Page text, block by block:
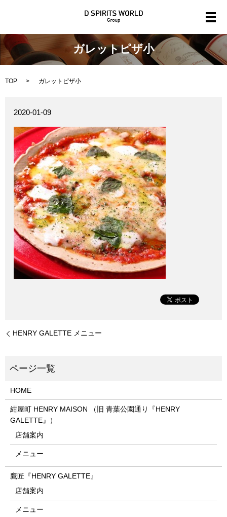
メ
ガレットピザ小
TOP ガレットピザ小
2020-01-09
HENRY GALETTE メニュー
HOME
紺屋町 HENRY MAISON （旧 青葉公園通り『HENRY
GALETTE』）
店舗案内
メニュー
鷹匠『HENRY GALETTE』
店舗案内
メニュー